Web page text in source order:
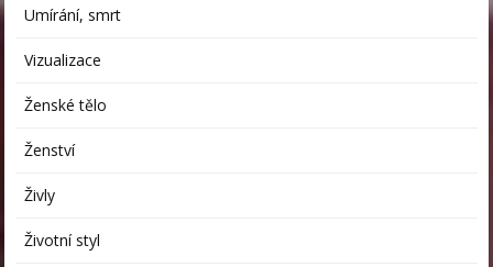
Umírání, smrt
Vizualizace
Ženské tělo
Ženství
Živly
Životní styl